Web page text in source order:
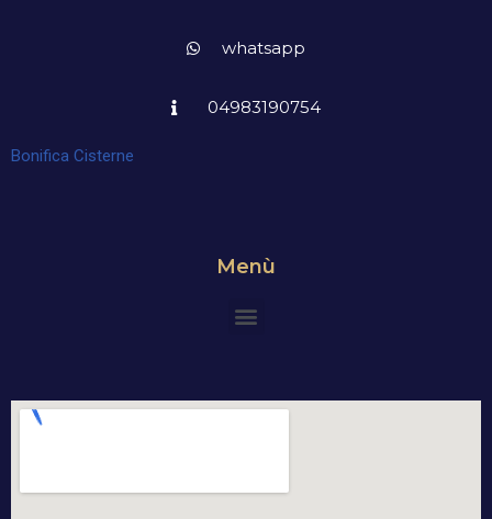
whatsapp
04983190754
Bonifica Cisterne
Menù